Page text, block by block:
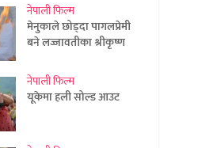
नेपाली फिल्म
मेनुकाले छोड्दा पागलप्रेमी
बने लज्जावतीका श्रीकृष्ण
नेपाली फिल्म
यूकेमा हली सोल्ड आउट